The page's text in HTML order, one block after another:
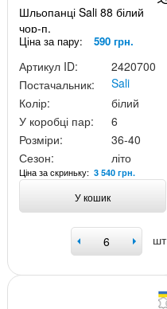
Шльопанці Sali 88 білий
чор-п.
Ціна за пару: 590 грн.
Артикул ID:
2420700
Постачальник:
Sali
Колір:
білий
У коробці пар:
6
Розміри:
36-40
Сезон:
літо
Ціна за скриньку: 3 540 грн.
У кошик
шт